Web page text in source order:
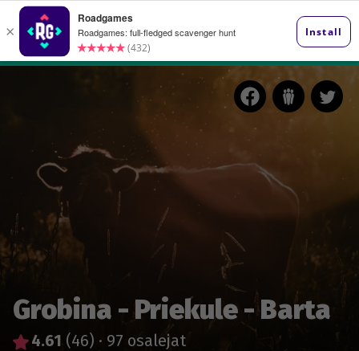
Grobina - Priekule - Barta
4.61 (46) · 97 osalejat